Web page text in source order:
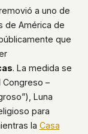
a uno de
de América de
que
. La medida se
–
Luna
para
la Casa